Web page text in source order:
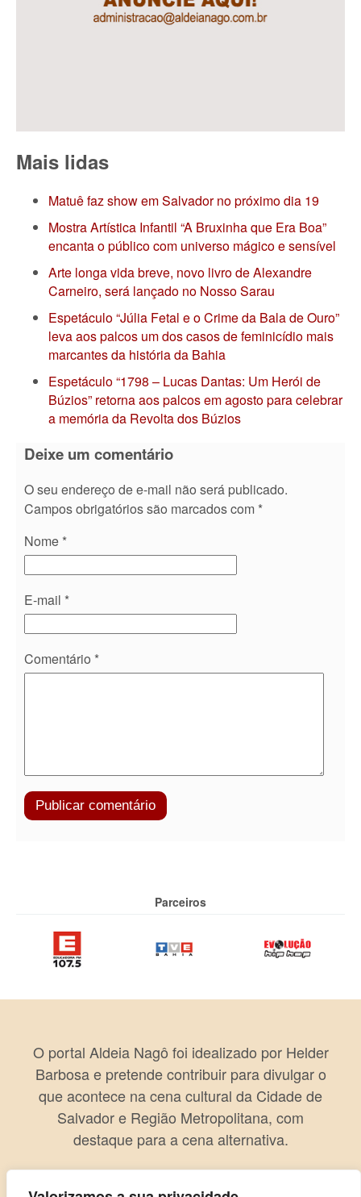
Mais lidas
Matuê faz show em Salvador no próximo dia 19
Mostra Artística Infantil “A Bruxinha que Era Boa”
encanta o público com universo mágico e sensível
Arte longa vida breve, novo livro de Alexandre
Carneiro, será lançado no Nosso Sarau
Espetáculo “Júlia Fetal e o Crime da Bala de Ouro”
leva aos palcos um dos casos de feminicídio mais
marcantes da história da Bahia
Espetáculo “1798 – Lucas Dantas: Um Herói de
Búzios” retorna aos palcos em agosto para celebrar
a memória da Revolta dos Búzios
Deixe um comentário
O seu endereço de e-mail não será publicado.
Campos obrigatórios são marcados com *
Nome *
E-mail *
Comentário *
Parceiros
O portal Aldeia Nagô foi idealizado por Helder
Barbosa e pretende contribuir para divulgar o
que acontece na cena cultural da Cidade de
Salvador e Região Metropolitana, com
destaque para a cena alternativa.